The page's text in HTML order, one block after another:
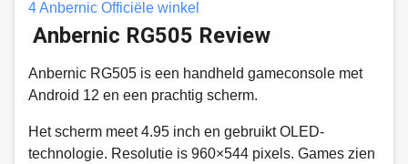
4Anbernic Officiële winkel
Anbernic RG505 Review
Anbernic RG505 is een handheld gameconsole met
Android 12 en een prachtig scherm.
Het scherm meet 4.95 inch en gebruikt OLED-
technologie. Resolutie is 960×544 pixels. Games zien